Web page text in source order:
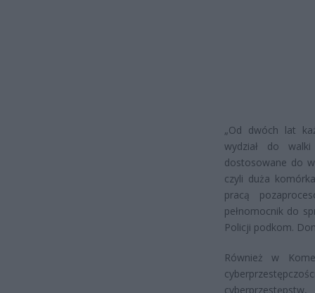
„Od dwóch lat
wydział do
dostosowane do
czyli duża
pracą
pełnomocnik do
Policji podkom.
Również w